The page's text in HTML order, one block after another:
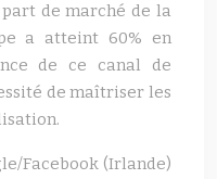
de marché de la
a atteint 60% en
de ce canal de
de maîtriser les
Facebook (Irlande)